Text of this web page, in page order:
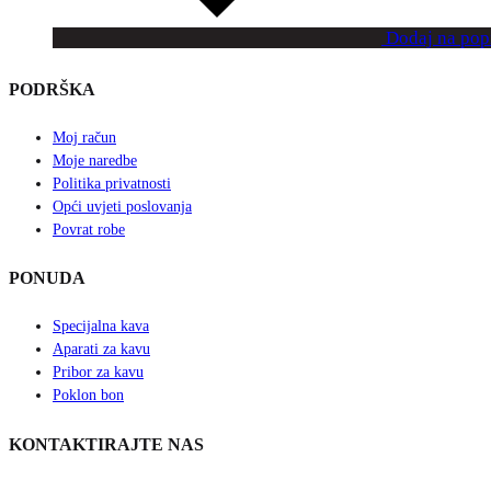
Dodaj na
PODRŠKA
Moj račun
Moje naredbe
Politika privatnosti
Opći uvjeti poslovanja
Povrat robe
PONUDA
Specijalna kava
Aparati za kavu
Pribor za kavu
Poklon bon
KONTAKTIRAJTE NAS